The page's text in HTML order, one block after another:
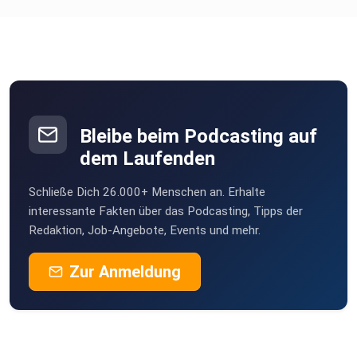
Bleibe beim Podcasting auf
dem Laufenden
Schließe Dich 26.000+ Menschen an. Erhalte
interessante Fakten über das Podcasting, Tipps der
Redaktion, Job-Angebote, Events und mehr.
Zur Anmeldung